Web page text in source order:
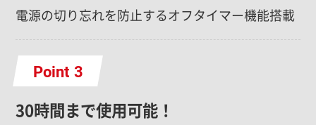
電源の切り忘れを防止するオフタイマー機能搭載
Point
30時間まで使用可能！